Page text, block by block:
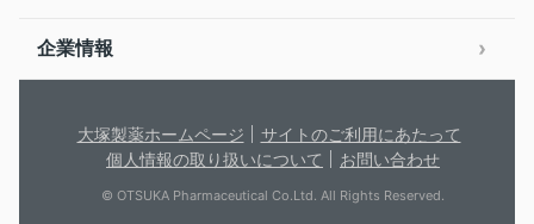
企業情報
大塚製薬ホームページ
サイトのご利用にあたって
個人情報の取り扱いについて
お問い合わせ
© OTSUKA Pharmaceutical Co.Ltd. All Rights Reserved.